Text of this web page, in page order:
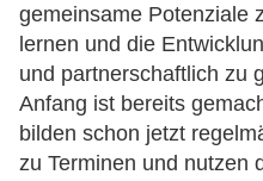
gemeinsame Potenziale
lernen und die
und partnerschaftlich zu
Anfang ist bereits
bilden schon jetzt
zu Terminen und nutzen